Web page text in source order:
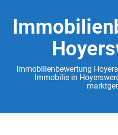
Immobilienbewertung
Immobilie in